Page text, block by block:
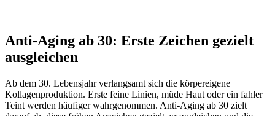
Anti-Aging ab 30: Erste Zeichen gezielt
ausgleichen
Ab dem 30. Lebensjahr verlangsamt sich die körpereigene
Kollagenproduktion. Erste feine Linien, müde Haut oder ein fahler
Teint werden häufiger wahrgenommen. Anti-Aging ab 30 zielt